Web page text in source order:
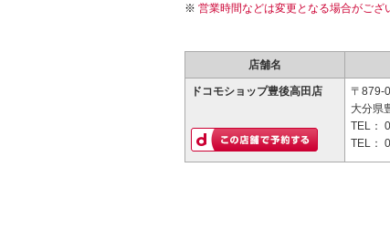
営業時間などは変更となる場合がござ
店舗名
ドコモショップ豊後高田店
〒879-
大分県
TEL：
TEL：